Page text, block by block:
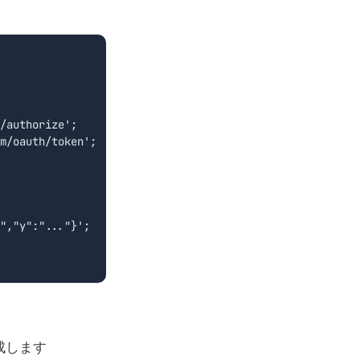
authorize';
oauth/token';
します